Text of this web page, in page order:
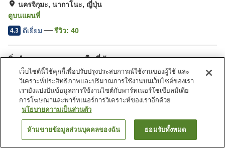
นครจิกุมะ, นากาโนะ, ญี่ปุ่น
ดูบนแผนที่
4.3 ดีเยี่ยม รีวิว: 40
สิ่งอำนวยความสะดวกในที่พัก
ที่จอดรถ
ตู้จำหน่ายอัตโนมัติ
ร้านค้า
ห้องประชุม
หน้าแรก ญี่ปุ่น นากาโนะ
Togura Kamiyamada Onsen Sanpuso
ค้นหาห้องพัก
เว็บไซต์นี้ใช้คุกกี้เพื่อปรับปรุงประสบการณ์ใช้งานของผู้ใช้ และ
วิเคราะห์ประสิทธิภาพและปริมาณการใช้งานบนเว็บไซต์ของเรา
เรายังแบ่งปันข้อมูลการใช้งานไซต์กับพาร์ทเนอร์โซเชียลมีเดีย
การโฆษณาและพาร์ทเนอร์การวิเคราะห์ของเราอีกด้วย
นโยบายความเป็นส่วนตัว
ห้ามขายข้อมูลส่วนบุคคลของฉัน ยอมรับทั้งหมด